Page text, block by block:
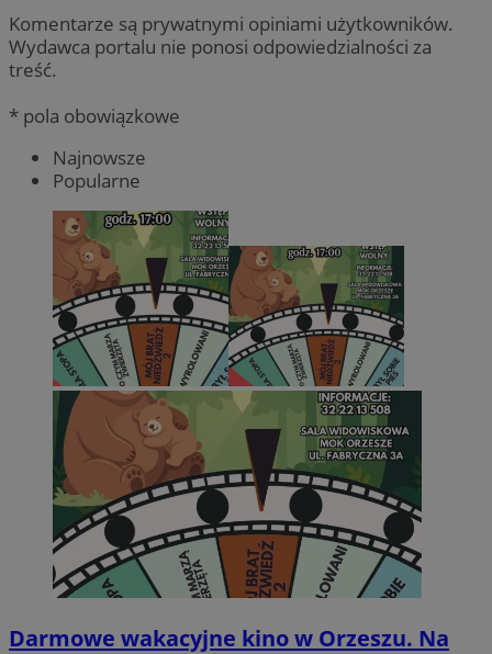
Komentarze są prywatnymi opiniami użytkowników.
Wydawca portalu nie ponosi odpowiedzialności za
treść.
* pola obowiązkowe
Najnowsze
Popularne
Darmowe wakacyjne kino w Orzeszu. Na